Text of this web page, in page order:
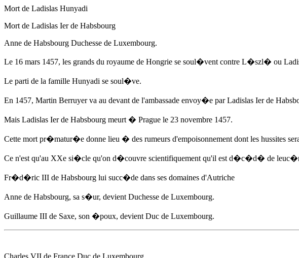
Mort de Ladislas Hunyadi
Mort de Ladislas Ier de Habsbourg
Anne de Habsbourg Duchesse de Luxembourg.
Le 16 mars 1457, les grands du royaume de Hongrie se soul�vent contre L�szl� ou
Le parti de la famille Hunyadi se soul�ve.
En 1457, Martin Berruyer va au devant de l'ambassade envoy�e par Ladislas Ier de
Mais Ladislas Ier de Habsbourg meurt � Prague le 23 novembre 1457.
Cette mort pr�matur�e donne lieu � des rumeurs d'empoisonnement dont les hussites
Ce n'est qu'au XXe si�cle qu'on d�couvre scientifiquement qu'il est d�c�d� de
Fr�d�ric III de Habsbourg lui succ�de dans ses domaines d'Autriche
Anne de Habsbourg, sa s�ur, devient Duchesse de Luxembourg.
Guillaume III de Saxe, son �poux, devient Duc de Luxembourg.
Charles VII de France Duc de Luxembourg